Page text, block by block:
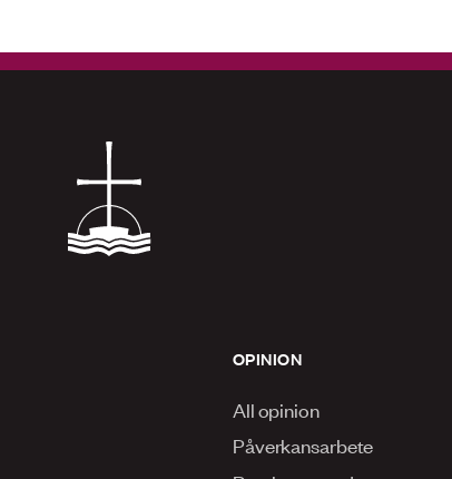
OPINION
All opinion
Påverkansarbete